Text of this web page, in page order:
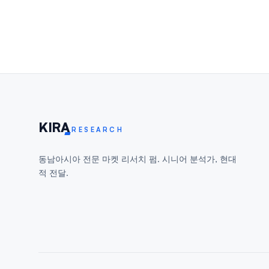
KIRA RESEARCH
동남아시아 전문 마켓 리서치 펌. 시니어 분석가, 현대
적 전달.